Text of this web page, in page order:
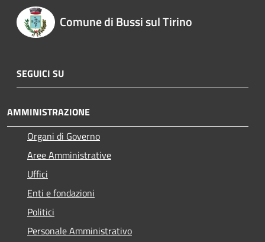
Comune di Bussi sul Tirino
SEGUICI SU
AMMINISTRAZIONE
Organi di Governo
Aree Amministrative
Uffici
Enti e fondazioni
Politici
Personale Amministrativo